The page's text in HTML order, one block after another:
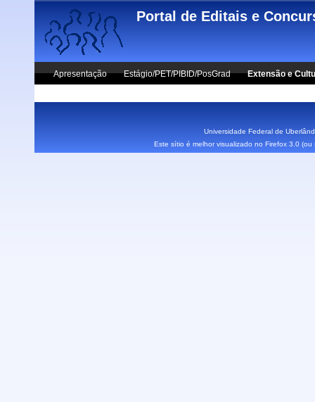
Skip to main content
Portal de Editais e
Apresentação Estágio/PET/PIBID/PosGrad Extensão e
Universidade Federal de
Este sítio é melhor visualizado no Firefox 3.0